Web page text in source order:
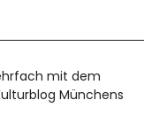
mit dem
Münchens